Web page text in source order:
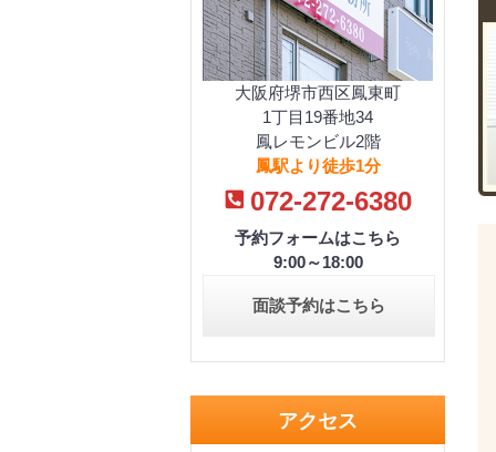
大阪府堺市西区鳳東町
1丁目19番地34
鳳レモンビル2階
鳳駅より徒歩1分
072-272-6380
予約フォームはこちら
9:00～18:00
面談予約はこちら
アクセス